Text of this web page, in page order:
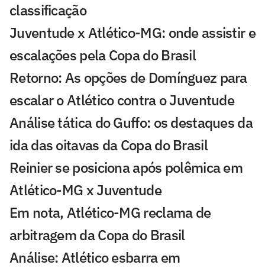
classificação
Juventude x Atlético-MG: onde assistir e
escalações pela Copa do Brasil
Retorno: As opções de Domínguez para
escalar o Atlético contra o Juventude
Análise tática do Guffo: os destaques da
ida das oitavas da Copa do Brasil
Reinier se posiciona após polêmica em
Atlético-MG x Juventude
Em nota, Atlético-MG reclama de
arbitragem da Copa do Brasil
Análise: Atlético esbarra em